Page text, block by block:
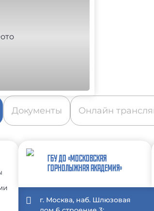
Документы Онлайн
ГБУ ДО «МОСКОВСКАЯ
ГОРНОЛЫЖНАЯ АКАДЕМИЯ»
г. Москва, наб. Шлюзовая